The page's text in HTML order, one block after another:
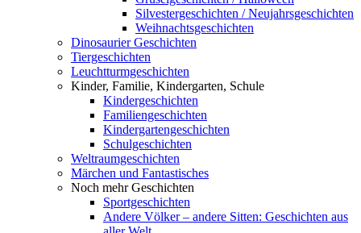
Silvestergeschichten / Neujahrsgeschichten
Weihnachtsgeschichten
Dinosaurier Geschichten
Tiergeschichten
Leuchtturmgeschichten
Kinder, Familie, Kindergarten, Schule
Kindergeschichten
Familiengeschichten
Kindergartengeschichten
Schulgeschichten
Weltraumgeschichten
Märchen und Fantastisches
Noch mehr Geschichten
Sportgeschichten
Andere Völker – andere Sitten: Geschichten aus